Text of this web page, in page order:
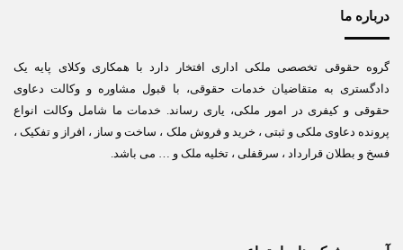
درباره ما
گروه حقوقی تخصصی ملکی اداری افتخار دارد با همکاری وکلای پایه یک
دادگستری به متقاضیان خدمات حقوقی، با قبول مشاوره و وکالت دعاوی
حقوقی و کیفری در امور ملکی، یاری رساند. خدمات ما شامل وکالت انواع
پرونده دعاوی ملکی و ثبتی ، خرید و فروش ملک ، ساخت و ساز ، افراز و تفکیک ،
فسخ و بطلان قرارداد ، سرقفلی ، تخلیه ملک و … می باشد.